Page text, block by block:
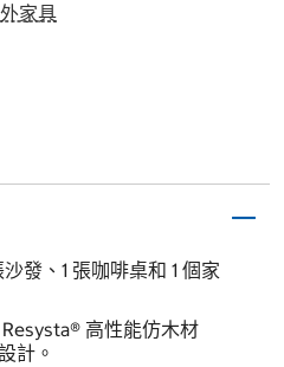
家具
發、1 張咖啡桌和 1 個家
高性能仿木材
計。